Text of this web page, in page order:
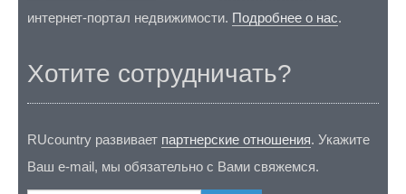
интернет-портал недвижимости. Подробнее о нас.
Хотите сотрудничать?
RUcountry развивает партнерские отношения. Укажите
Ваш e-mail, мы обязательно с Вами свяжемся.